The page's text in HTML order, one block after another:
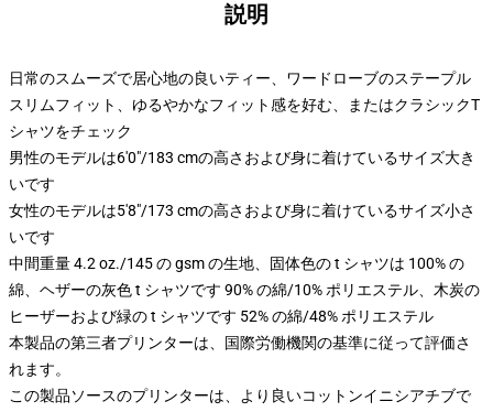
説明
日常のスムーズで居心地の良いティー、ワードローブのステープル
スリムフィット、ゆるやかなフィット感を好む、またはクラシックT
シャツをチェック
男性のモデルは6'0"/183 cmの高さおよび身に着けているサイズ大き
いです
女性のモデルは5'8"/173 cmの高さおよび身に着けているサイズ小さ
いです
中間重量 4.2 oz./145 の gsm の生地、固体色の t シャツは 100% の
綿、ヘザーの灰色 t シャツです 90% の綿/10% ポリエステル、木炭の
ヒーザーおよび緑の t シャツです 52% の綿/48% ポリエステル
本製品の第三者プリンターは、国際労働機関の基準に従って評価さ
れます。
この製品ソースのプリンターは、より良いコットンイニシアチブで